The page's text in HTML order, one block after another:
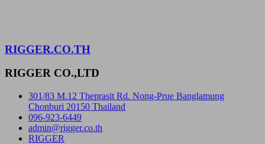
RIGGER.CO.TH
RIGGER CO.,LTD
301/83 M.12 Theprasit Rd. Nong-Prue Banglamung
Chonburi 20150 Thailand
096-923-6449
admin@rigger.co.th
RIGGER